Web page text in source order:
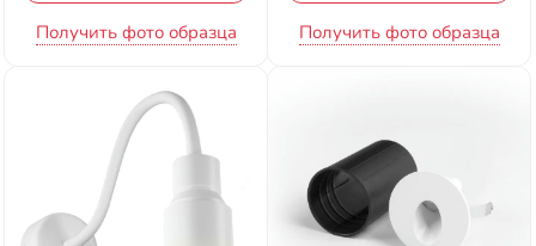
Получить фото образца Получить фото образца